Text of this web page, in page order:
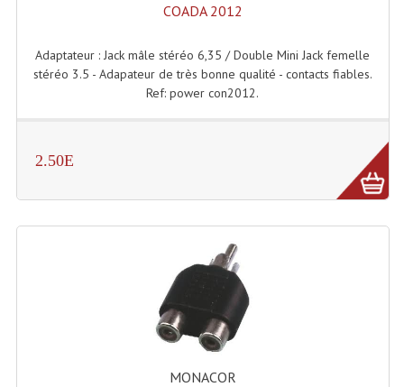
Multi-Effets, Reverbes Etc...
Peripheriques Traitements Et Accessoires
Système Sans Fil In-Ear Monitoring
Table Mixages Et Contrôleurs & Consoles
Tables De Mixage DJ
COADA 2012
Adaptateur : Jack mâle stéréo 6,35 / Double Mini Jack femelle
stéréo 3.5 - Adapateur de très bonne qualité - contacts fiables.
Ref: power con2012.
2.50E
MONACOR